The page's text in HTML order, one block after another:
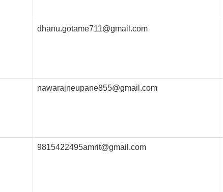
dhanu.gotame711@gmail.com
nawarajneupane855@gmail.com
9815422495amrit@gmail.com